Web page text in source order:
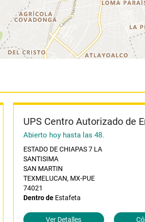
UPS Centro Autorizado de
Abierto hoy hasta las 48.
ESTADO DE CHIAPAS 7 LA
SANTISIMA
SAN MARTIN
TEXMELUCAN, MX-PUE
74021
Dentro deEstafeta
Ver Detalles